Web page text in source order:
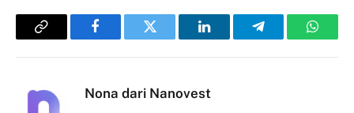
Copy
FacebookTwitter LinkedInTelegram
Nona dari Nanovest